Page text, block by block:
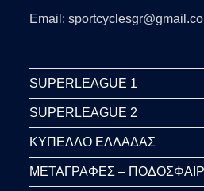
Email:
SUPERLEAGUE 1
SUPERLEAGUE 2
ΚΥΠΕΛΛΟ ΕΛΛΑΔΑΣ
ΜΕΤΑΓΡΑΦΕΣ –